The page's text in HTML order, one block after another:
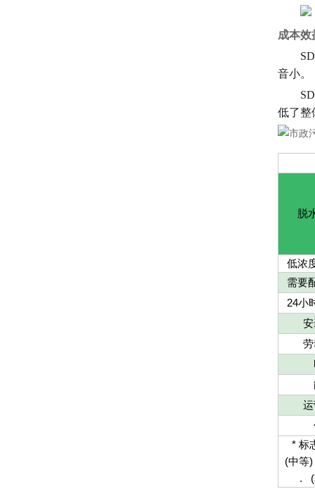
成本效
SD
音小。
SD
低了整
脱
低浓
需要
24小
* 标
(中等
. (